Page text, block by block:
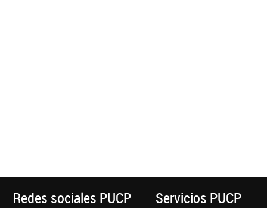
Redes sociales PUCP Servicios PUCP